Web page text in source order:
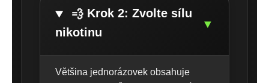
💨 Krok 2: Zvolte sílu
nikotinu
▼
Většina jednorázovek obsahuje